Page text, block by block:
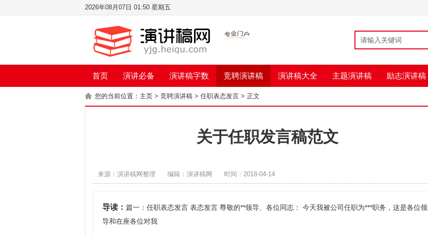
2026年08月07日 01:50 星期五
首页 演讲必备 演讲稿字数 竞聘演讲稿 演讲稿大全 主题演讲稿 励志演讲稿
您的当前位置： 主页 > 竞聘演讲稿 > 任职表态发言 > 正文
关于任职发言稿范文
来源：演讲稿网整理 编辑：演讲稿网 时间：2018-04-14
导读： 篇一：任职表态发言 表态发言 尊敬的**领导、各位同志： 今天我被公司任职为***职务，这是各位领
导和在座各位对我